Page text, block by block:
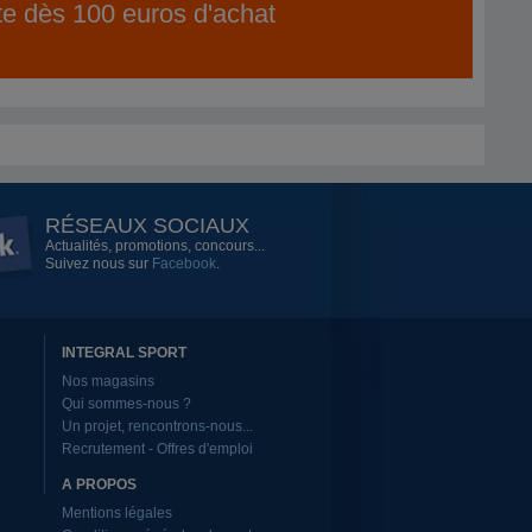
dès 100 euros d'achat
RÉSEAUX SOCIAUX
Actualités, promotions, concours...
Suivez nous sur Facebook.
INTEGRAL SPORT
Nos magasins
Qui sommes-nous ?
Un projet, rencontrons-nous...
Recrutement - Offres d'emploi
A PROPOS
Mentions légales